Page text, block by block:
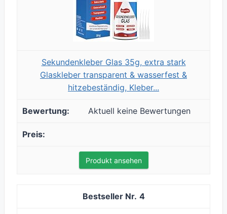
Sekundenkleber Glas 35g, extra stark
Glaskleber transparent & wasserfest &
hitzebeständig, Kleber...
Aktuell keine Bewertungen
Produkt ansehen
4